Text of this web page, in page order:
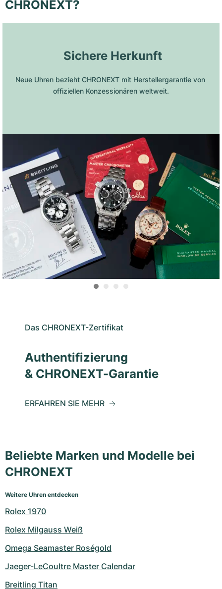
CHRONEXT?
Sichere Herkunft
Neue Uhren bezieht CHRONEXT mit Herstellergarantie von
offiziellen Konzessionären weltweit.
Das CHRONEXT-Zertifikat
Authentifizierung
& CHRONEXT-Garantie
ERFAHREN SIE MEHR
Beliebte Marken und Modelle bei
CHRONEXT
Weitere Uhren entdecken
Rolex 1970
Rolex Milgauss Weiß
Omega Seamaster Roségold
Jaeger-LeCoultre Master Calendar
Breitling Titan